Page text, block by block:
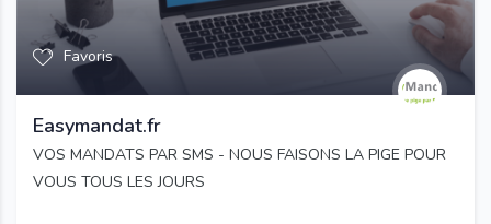
Favoris
Easymandat.fr
VOS MANDATS PAR SMS - NOUS FAISONS LA PIGE POUR
VOUS TOUS LES JOURS